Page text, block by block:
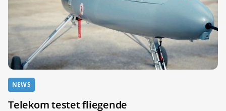
NEWS
Telekom testet fliegende